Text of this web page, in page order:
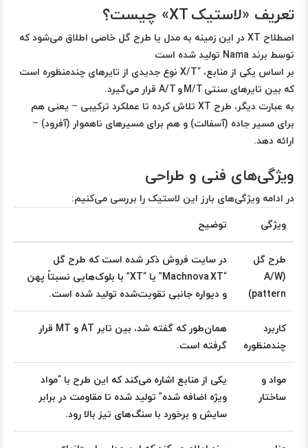
تعریف «لاستیک XT» چیست؟
اصطلاح XTدر این زمینه به مدل یا طرح گل خاصی اطلاق می‌شود که
توسط برند Nama تولید شده است
بر اساس یکی از منابع، “X/T نوع جدیدی از تایرهای چندمنظوره است
که بین تایرهای سنتی M/T و A/T قرار می‌گیرد.
به عبارت دیگر، طرح XT تلاش کرده تا عملکرد ترکیبی – یعنی هم
برای مسیر جاده (آسفالت) و هم برای مسیرهای ناهموار (آفرود) –
ارائه دهد.
ویژگی‌های فنی و طراحی
در ادامه ویژگی‌های بارز این لاستیک را بررسی می‌کنیم:
ویژگی
توضیح
طرح گل
(A/W
pattern)
در سایت فروش ذکر شده است که طرح گل
“Machnova XT” یا “XT” با بلوک‌هایی نسبتاً پهن
و دیواره جانبی تقویت‌شده تولید شده است.
کاربرد
چندمنظوره
همان‌طور که گفته شد، بین تایر AT و MT قرار
گرفته است.
مواد و
ساختار
یکی از منابع اشاره می‌کند که این طرح با “مواد
ویژه اضافه شده” تولید شده تا مقاومت در برابر
سایش و برخورد با سنگ‌های تیز بالا رود.